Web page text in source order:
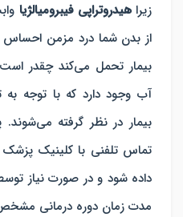
زیراهیدروتراپی فیبرومیالژیا
از بدن شما درد مزمن احساس
بیمار تحمل می‌کند چقدر
آب وجود دارد که با توجه
بیمار در نظر گرفته
تماس تلفنی با کلینیک
داده شود و در صورت نیاز
مدت زمان دوره درمانی